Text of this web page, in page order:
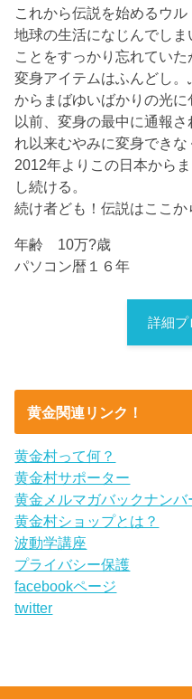
これから伝説を始めるウル
地球の生活になじんでし
ことをすっかり忘れていた
変身アイテムはふんどし
からまばゆいばかりの光に
以前、変身の最中に通報
れ以来むやみに変身できな
2012年よりこの日本から
し続ける。
続け者ども！伝説はここか
年齢 10万?歳
パソコン暦１６年
詳細プ
黄金関連リンク！
黄金村って何？
黄金村サポーター
黄金メルマガバックナンバ
黄金村ショップとは？
波動学講座
プライバシー保護
facebookページ
twitter